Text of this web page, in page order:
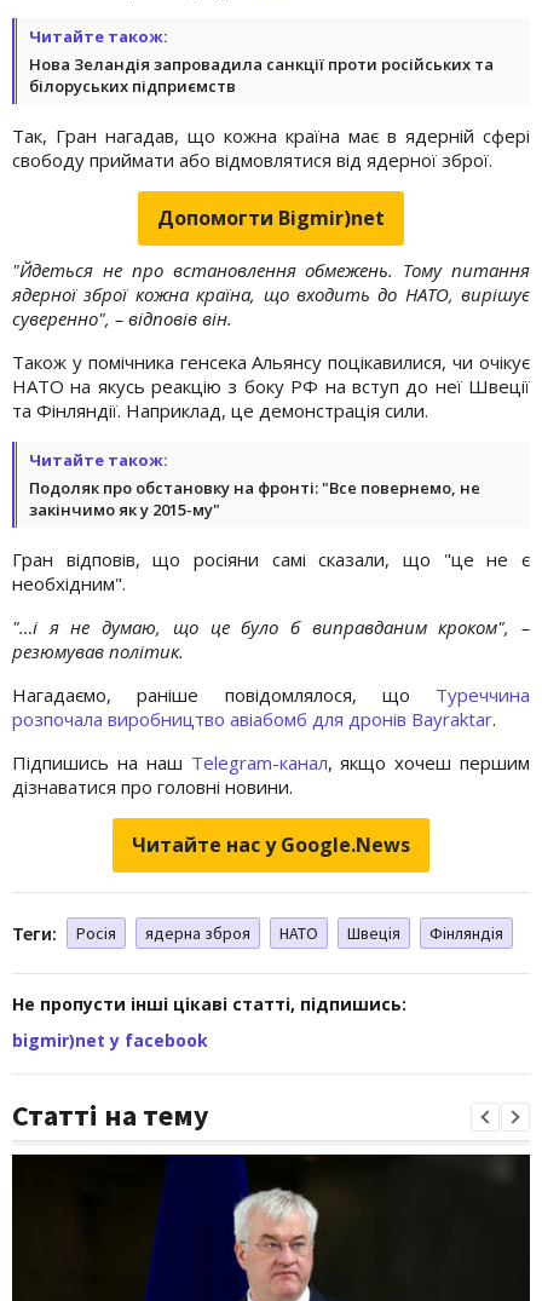
Читайте також:
Нова Зеландія запровадила санкції проти російських та
білоруських підприємств
Так, Гран нагадав, що кожна країна має в ядерній сфері
свободу приймати або відмовлятися від ядерної зброї.
Допомогти Bigmir)net
"Йдеться не про встановлення обмежень. Тому питання
ядерної зброї кожна країна, що входить до НАТО, вирішує
суверенно", – відповів він.
Також у помічника генсека Альянсу поцікавилися, чи очікує
НАТО на якусь реакцію з боку РФ на вступ до неї Швеції
та Фінляндії. Наприклад, це демонстрація сили.
Читайте також:
Подоляк про обстановку на фронті: "Все повернемо, не
закінчимо як у 2015-му"
Гран відповів, що росіяни самі сказали, що "це не є
необхідним".
"…і я не думаю, що це було б виправданим кроком", –
резюмував політик.
Нагадаємо, раніше повідомлялося, що Туреччина
розпочала виробництво авіабомб для дронів Bayraktar.
Підпишись на наш Telegram-канал, якщо хочеш першим
дізнаватися про головні новини.
Читайте нас у Google.News
Теги: Росія ядерна зброя НАТО Швеція Фінляндія
Не пропусти інші цікаві статті, підпишись:
bigmir)net у facebook
Статті на тему